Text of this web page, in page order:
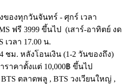
ของทุกวันจันทร์ - ศุกร์ เวลา
ฟรี 3999 ขึ้นไป (เสาร์-อาทิตย์ งด
เวลา 17.00 น.
ชม. หลังโอนเงิน (1-2 วันของถึง)
าคาตั้งแต่ 10,000฿ ขึ้นไป
ตลาดพลู , BTS วงเวียนใหญ่ ,